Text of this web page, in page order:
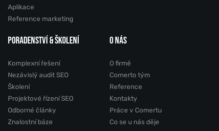
Aplikace
Reference marketing
PORADENSTVÍ & ŠKOLENÍ
Komplexní řešení
Nezávislý audit SEO
Školení
Projektové řízení SEO
Odborné články
Znalostní báze
O NÁS
O firmě
Comerto tým
Reference
Kontakty
Práce v Comertu
Co se u nás děje